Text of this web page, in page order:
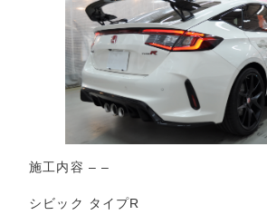
施工内容 – –
シビック タイプR